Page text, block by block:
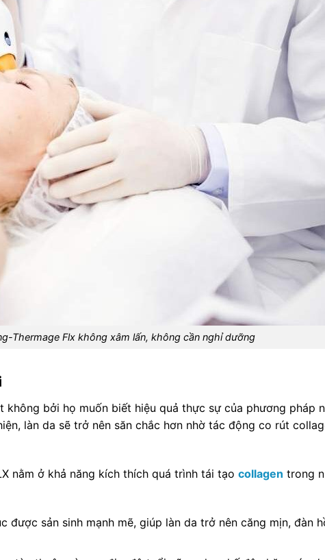
Thermage Flx không xâm lấn, không cần nghỉ dưỡng
không bởi họ muốn biết hiệu quả thực sự của phương pháp
làn da sẽ trở nên săn chắc hơn nhờ tác động co rút
nằm ở khả năng kích thích quá trình tái tạo collagen trong
được sản sinh mạnh mẽ, giúp làn da trở nên căng mịn, đàn